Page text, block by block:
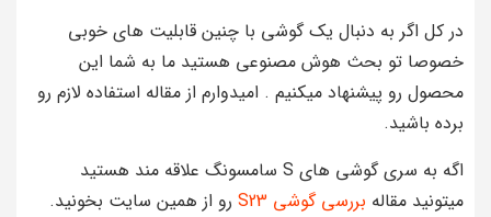
در کل اگر به دنبال یک گوشی با چنین قابلیت های خوبی
خصوصا تو بحث هوش مصنوعی هستید ما به شما این
محصول رو پیشنهاد میکنیم . امیدوارم از مقاله استفاده لازم رو
برده باشید.
اگه به سری گوشی های S سامسونگ علاقه مند هستید
میتونید مقاله بررسی گوشی S23 رو از همین سایت بخونید.